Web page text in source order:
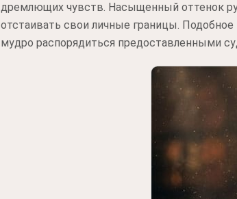
дремлющих чувств. Насыщенный оттенок
отстаивать свои личные границы.
мудро распорядиться предоставленными